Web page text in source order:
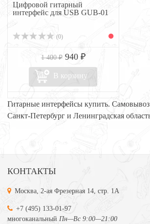
Цифровой гитарный
интерфейс для USB GUB-01
(0)
1 400 ₽ 940 ₽
В корзину
Гитарные интерфейсы купить. Самовывоз
Санкт-Петербург и Ленинградская
КОНТАКТЫ
Москва, 2-ая Фрезерная 14, стр. 1А
+7 (495) 133-01-97
многоканальный Пн—Вс 9:00—21:00